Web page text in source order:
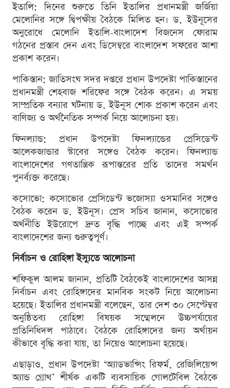
ইতালি: দিনের শুরুতে তিনি ইতালির প্রধানমন্ত্রী জর্জিয়া
মেলোনির সঙ্গে দ্বিপক্ষীয় বৈঠকে মিলিত হন। ড. ইউনূসের
অনুরোধে মেলোনি ইতালি-বাংলাদেশ বিজনেস ফোরাম
গঠনের প্রস্তাব দেন এবং ডিসেম্বরে বাংলাদেশ সফরের আশা
প্রকাশ করেন।
পাকিস্তান: জাতিসংঘ সদর দপ্তরে প্রধান উপদেষ্টা পাকিস্তানের
প্রধানমন্ত্রী শেহবাজ শরিফের সঙ্গে বৈঠক করেন। এ সময়
সাম্প্রতিক বন্যার ঘটনায় ড. ইউনূস শোক প্রকাশ করেন এবং
বাণিজ্য ও অর্থনৈতিক সম্পর্ক নিয়ে আলোচনা হয়।
ফিনল্যান্ড: প্রধান উপদেষ্টা ফিনল্যান্ডের প্রেসিডেন্ট
আলেকজান্ডার স্টাবের সঙ্গেও বৈঠক করেন। ফিনল্যান্ড
বাংলাদেশের গণতান্ত্রিক রূপান্তরের প্রতি তাদের সমর্থন
পুনর্ব্যক্ত করেছে।
কসোভো: কসোভোর প্রেসিডেন্ট ভজোস্যা ওসমানির সঙ্গেও
বৈঠক করেন ড. ইউনূস। প্রেস সচিব জানান, কসোভোর
অর্থনীতি ইউরোপে দ্রুত বৃদ্ধি পাচ্ছে এবং এই সম্পর্ক
বাংলাদেশের জন্য গুরুত্বপূর্ণ।
নির্বাচন ও রোহিঙ্গা ইস্যুতে আলোচনা
শফিকুল আলম জানান, প্রতিটি বৈঠকেই বাংলাদেশের আসন্ন
নির্বাচন এবং রোহিঙ্গাদের মানবিক সংকট নিয়ে আলোচনা
হয়েছে। ইতালির প্রধানমন্ত্রী বলেছেন, তার দেশ ৩০ সেপ্টেম্বর
অনুষ্ঠিতব্য রোহিঙ্গা বিষয়ক সম্মেলনে উচ্চপর্যায়ের
প্রতিনিধিদল পাঠাবে। বৈঠকে রোহিঙ্গাদের জন্য অর্থায়ন
কীভাবে বৃদ্ধি করা যায়, তা নিয়েও আলোচনা হয়েছে।
এছাড়াও, প্রধান উপদেষ্টা ‘অ্যাডভান্সিং রিফর্ম, রেজিলিয়েন্স
অ্যান্ড গ্রোথ’ শীর্ষক একটি ব্যবসায়িক গোলটেবিল বৈঠকে